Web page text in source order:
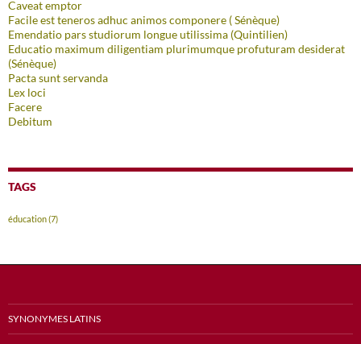
Caveat emptor
Facile est teneros adhuc animos componere ( Sénèque)
Emendatio pars studiorum longue utilissima (Quintilien)
Educatio maximum diligentiam plurimumque profuturam desiderat
(Sénèque)
Pacta sunt servanda
Lex loci
Facere
Debitum
TAGS
éducation(7)
SYNONYMES LATINS